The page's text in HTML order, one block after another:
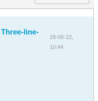
Three-line-
28-06-22,
10:44